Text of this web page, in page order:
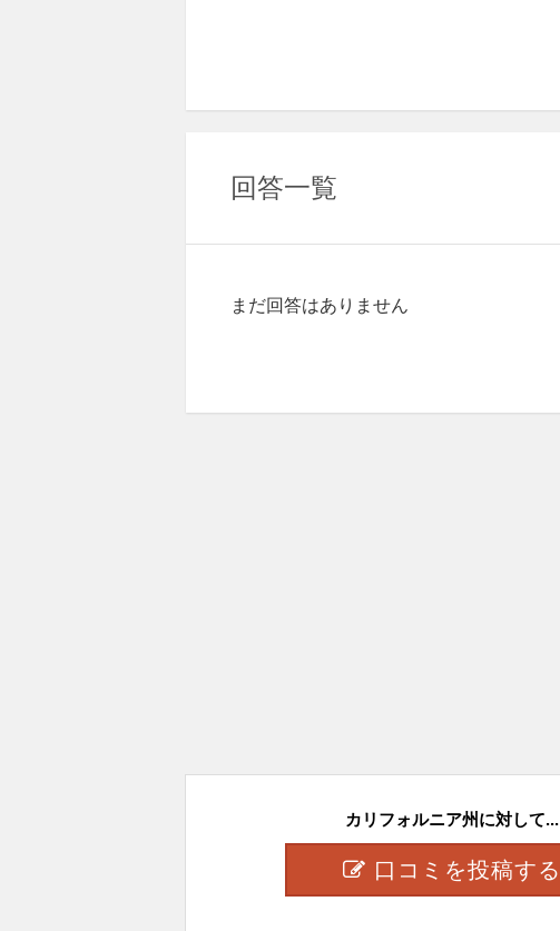
回答一覧
まだ回答はありません
カリフォルニア州に対して...
口コミを投稿する